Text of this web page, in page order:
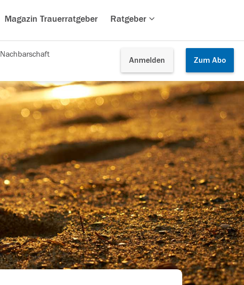
Magazin Trauerratgeber Ratgeber
Anmelden Zum Abo
Nachbarschaft